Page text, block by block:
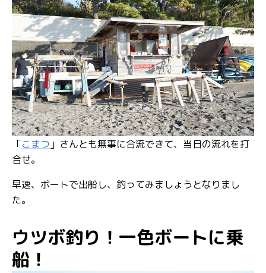
「こまつ 」さんとも無事に合流できて、当日の流れを打
合せ。
早速、ボートで出船し、釣ってみましょうとなりまし
た。
ウツボ釣り！一色ボートに乗
船！